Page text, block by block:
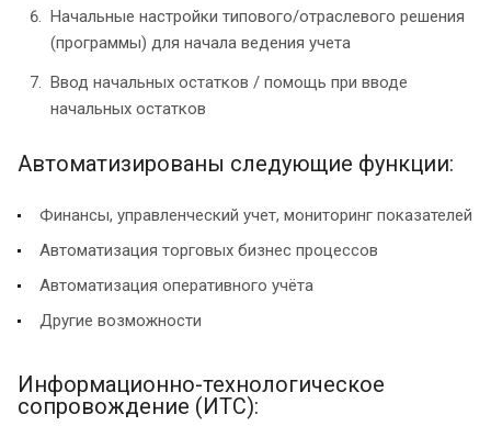
Начальные настройки типового/отраслевого решения
(программы) для начала ведения учета
Ввод начальных остатков / помощь при вводе
начальных остатков
Автоматизированы следующие функции:
Финансы, управленческий учет, мониторинг показателей
Автоматизация торговых бизнес процессов
Автоматизация оперативного учёта
Другие возможности
Информационно-технологическое
сопровождение (ИТС):